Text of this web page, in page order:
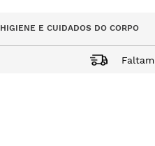
HIGIENE E CUIDADOS DO CORPO
Faltam